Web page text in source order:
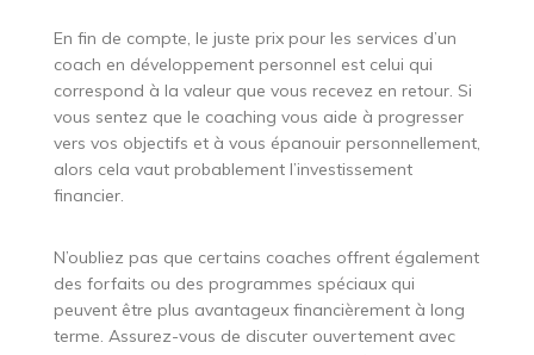
En fin de compte, le juste prix pour les services d’un
coach en développement personnel est celui qui
correspond à la valeur que vous recevez en retour. Si
vous sentez que le coaching vous aide à progresser
vers vos objectifs et à vous épanouir personnellement,
alors cela vaut probablement l’investissement
financier.
N’oubliez pas que certains coaches offrent également
des forfaits ou des programmes spéciaux qui
peuvent être plus avantageux financièrement à long
terme. Assurez-vous de discuter ouvertement avec